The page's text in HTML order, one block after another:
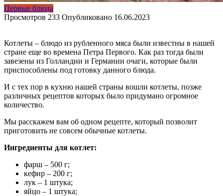
Первые блюда
Просмотров 233 Опубликовано 16.06.2023
Котлеты – блюдо из рубленного мяса были известны в нашей
стране еще во времена Петра Первого. Как раз тогда были
завезены из Голландии и Германии очаги, которые были
приспособлены под готовку данного блюда.
И с тех пор в кухню нашей страны вошли котлеты, позже
различных рецептов которых было придумано огромное
количество.
Мы расскажем вам об одном рецепте, который позволит
приготовить не совсем обычные котлеты.
Ингредиенты для котлет:
фарш – 500 г;
кефир – 200 г;
лук – 1 штука;
яйцо – 1 штука;